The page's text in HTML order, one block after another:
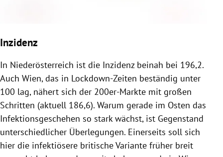
Inzidenz
In Niederösterreich ist die Inzidenz beinah bei 196,2.
Auch Wien, das in Lockdown-Zeiten beständig unter
100 lag, nähert sich der 200er-Markte mit großen
Schritten (aktuell 186,6). Warum gerade im Osten das
Infektionsgeschehen so stark wächst, ist Gegenstand
unterschiedlicher Überlegungen. Einerseits soll sich
hier die infektiösere britische Variante früher breit